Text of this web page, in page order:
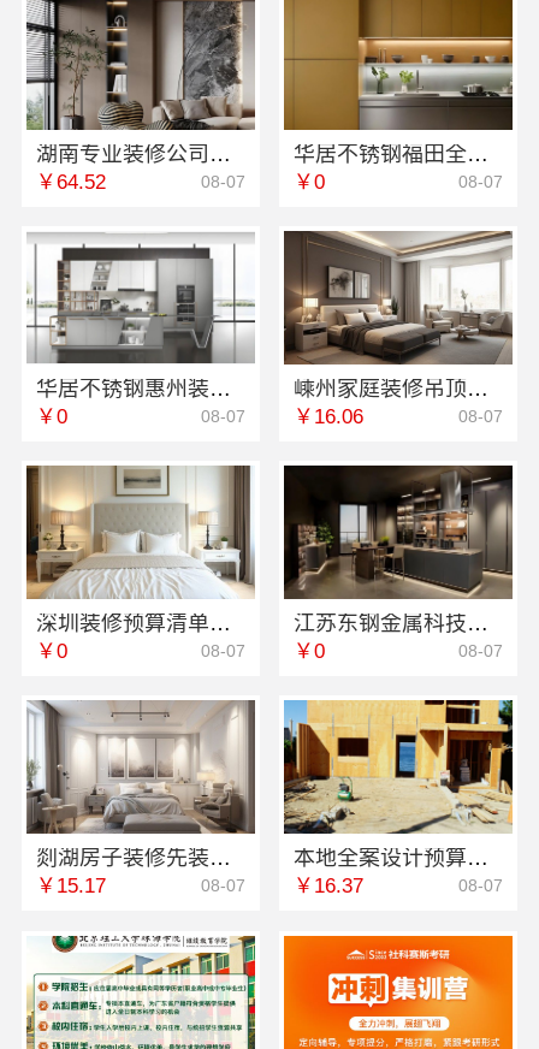
湖南专业装修公司推荐，湖南美学筑家建材有限公司源头直供
￥64.52 08-07
华居不锈钢福田全屋定制，专业设计省心到家
￥0 08-07
华居不锈钢惠州装修施工工艺规范
￥0 08-07
嵊州家庭装修吊顶隔断，浙江宜美嘉装饰工程有限公司
￥16.06 08-07
深圳装修预算清单零增项承诺，广东鼎饰空间装饰
￥0 08-07
江苏东钢金属科技有限公司全屋不锈钢定制生产商本地
￥0 08-07
剡湖房子装修先装后付，浙江宜美嘉装饰工程有限公司放心之选
￥15.17 08-07
本地全案设计预算清单湖南创益讯建筑有限公司
￥16.37 08-07